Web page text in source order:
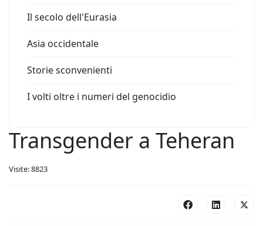
Il secolo dell'Eurasia
Asia occidentale
Storie sconvenienti
I volti oltre i numeri del genocidio
Transgender a Teheran
Visite: 8823